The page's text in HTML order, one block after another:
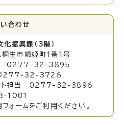
合わせ
振興課（3階）
市織姫町1番1号
当 0277-32-3895
32-3726
ト担当 0277-32-3896
1001
ォームをご利用ください。